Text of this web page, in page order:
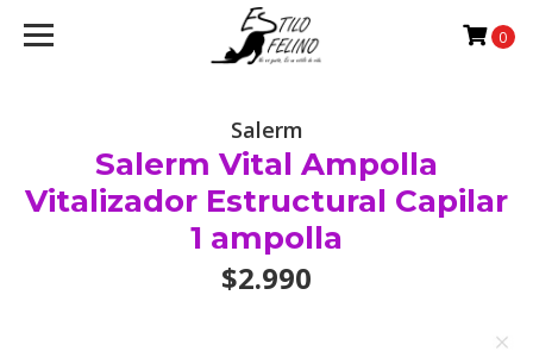
0
Salerm
Salerm Vital Ampolla
Vitalizador Estructural Capilar
1 ampolla
$2.990